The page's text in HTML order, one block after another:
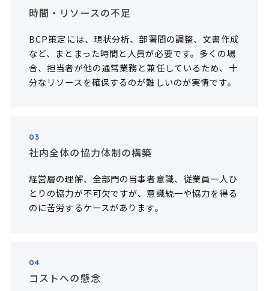
時間・リソースの不足
BCP策定には、現状分析、部署間の調整、文書作成
など、まとまった時間と人員が必要です。多くの場
合、担当者が他の通常業務と兼任しているため、十
分なリソースを確保するのが難しいのが実情です。
03
社内全体の協力体制の構築
経営層の理解、全部門の当事者意識、従業員一人ひ
とりの協力が不可欠ですが、意識統一や協力を得る
のに苦労するケースがあります。
04
コストへの懸念